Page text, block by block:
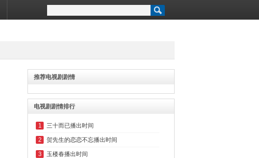
推荐电视剧剧情
电视剧剧情排行
1 三十而已播出时间
2 贺先生的恋恋不忘播出时间
3 玉楼春播出时间